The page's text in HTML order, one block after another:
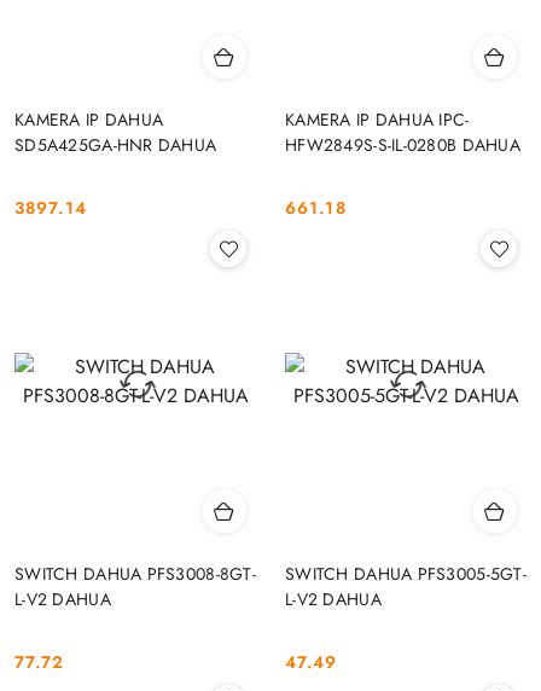
KAMERA IP DAHUA
SD5A425GA-HNR DAHUA
Cena:
3897.14
KAMERA IP DAHUA IPC-
HFW2849S-S-IL-0280B DAHUA
Cena:
661.18
SWITCH DAHUA PFS3008-8GT-
L-V2 DAHUA
Cena:
77.72
SWITCH DAHUA PFS3005-5GT-
L-V2 DAHUA
Cena:
47.49